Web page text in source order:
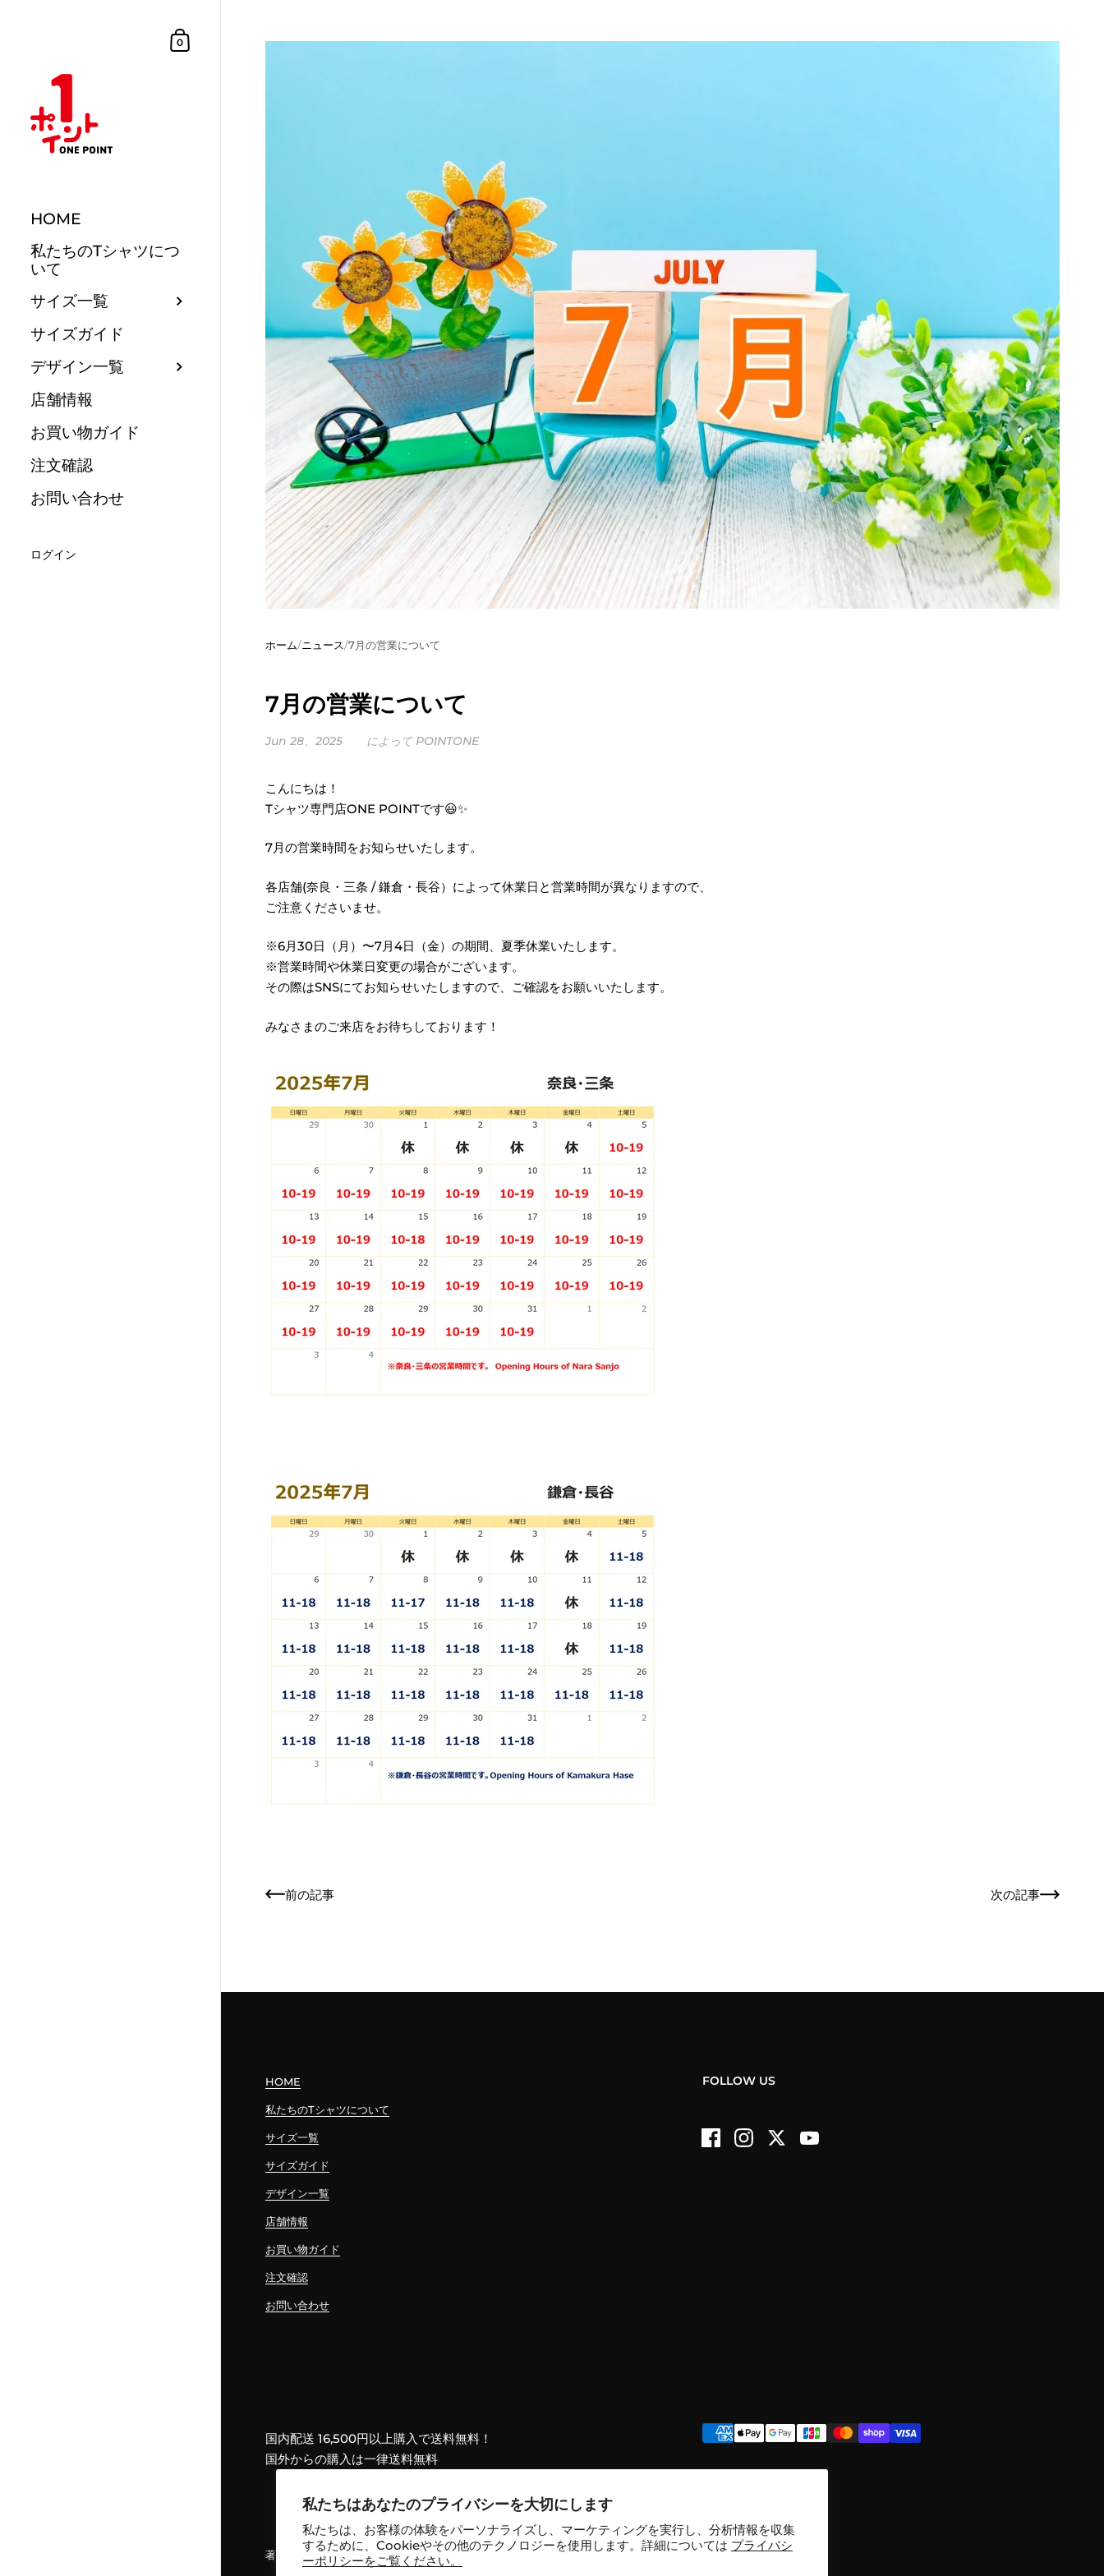
私たちはあなたのプライバシーを大切にします
私たちは、お客様の体験をパーソナライズし、マーケティングを実行し、分析情報を収集
するために、Cookieやその他のテクノロジーを使用します。詳細については プライバシ
ーポリシーをご覧ください。
ショッピングカート
0
HOME
私たちのTシャツにつ
いて
サイズ一覧
サイズガイド
デザイン一覧
店舗情報
お買い物ガイド
注文確認
お問い合わせ
ログイン
ホーム/ニュース/7月の営業について
7月の営業について
Jun 28、2025 によって POINTONE
こんにちは！
Tシャツ専門店ONE POINTです😃✨
7月の営業時間をお知らせいたします。
各店舗(奈良・三条 / 鎌倉・長谷）によって休業日と営業時間が異なりますので、
ご注意くださいませ。
※6月30日（月）〜7月4日（金）の期間、夏季休業いたします。
※営業時間や休業日変更の場合がございます。
その際はSNSにてお知らせいたしますので、ご確認をお願いいたします。
みなさまのご来店をお待ちしております！
前の記事 次の記事
HOME
私たちのTシャツについて
サイズ一覧
サイズガイド
デザイン一覧
店舗情報
お買い物ガイド
注文確認
お問い合わせ
FOLLOW US
FacebookInstagram
TwitterYouTube
国内配送 16,500円以上購入で送料無料！
国外からの購入は一律送料無料
著作権 © 2026ONE POINT . Powered by Shopify